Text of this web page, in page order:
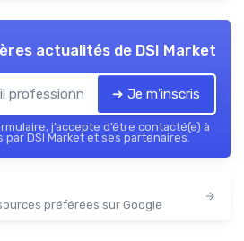
actualités de DSI Market
➔ Je m'inscris
j’accepte d’être contacté(e) à
DSI Market et ses partenaires.
préférées sur Google